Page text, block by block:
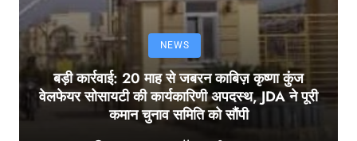
NEWS
बड़ी कार्रवाई: 20 माह से जबरन काबिज़ कृष्णा कुंज
वेलफेयर सोसायटी की कार्यकारिणी अपदस्थ, JDA ने पूरी
कमान चुनाव समिति को सौंपी